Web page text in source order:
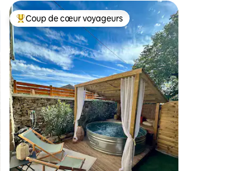
Coups de cœur voyageurs les plus appréciés
Coup de cœur voyageurs